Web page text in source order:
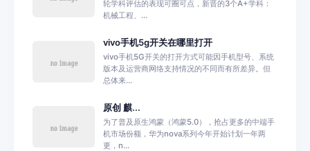
轮学科评估的表现可圈可点，新晋的3个A+学科：
机械工程、...
vivo手机5g开关在哪里打开
vivo手机5G开关的打开方式可能因手机型号、系统
版本及运营商网络支持情况的不同而有所差异。但
总体来...
原创 麒...
为了普及原生鸿蒙（鸿蒙5.0），抢占更多的中端手
机市场份额，华为nova系列今年开始计划一年两
更，n...